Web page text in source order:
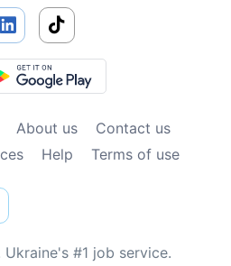
About us
Contact us
Help Terms of use
#1 job service.